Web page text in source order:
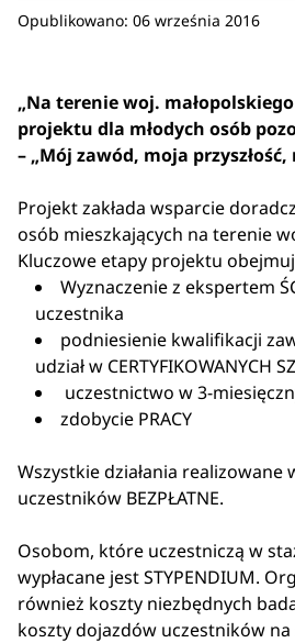
Opublikowano: 06 września 2016
„Na terenie woj.
projektu dla młodych osób
– „Mój zawód, moja przyszłość,
Projekt zakłada wsparcie
osób mieszkających na terenie
Kluczowe etapy projektu
Wyznaczenie z ekspertem
uczestnika
podniesienie kwalifikacji
udział w CERTYFIKOWANYCH
uczestnictwo w 3-
zdobycie PRACY
Wszystkie działania realizowane
uczestników BEZPŁATNE.
Osobom, które uczestniczą w
wypłacane jest STYPENDIUM.
również koszty niezbędnych
koszty dojazdów uczestników na